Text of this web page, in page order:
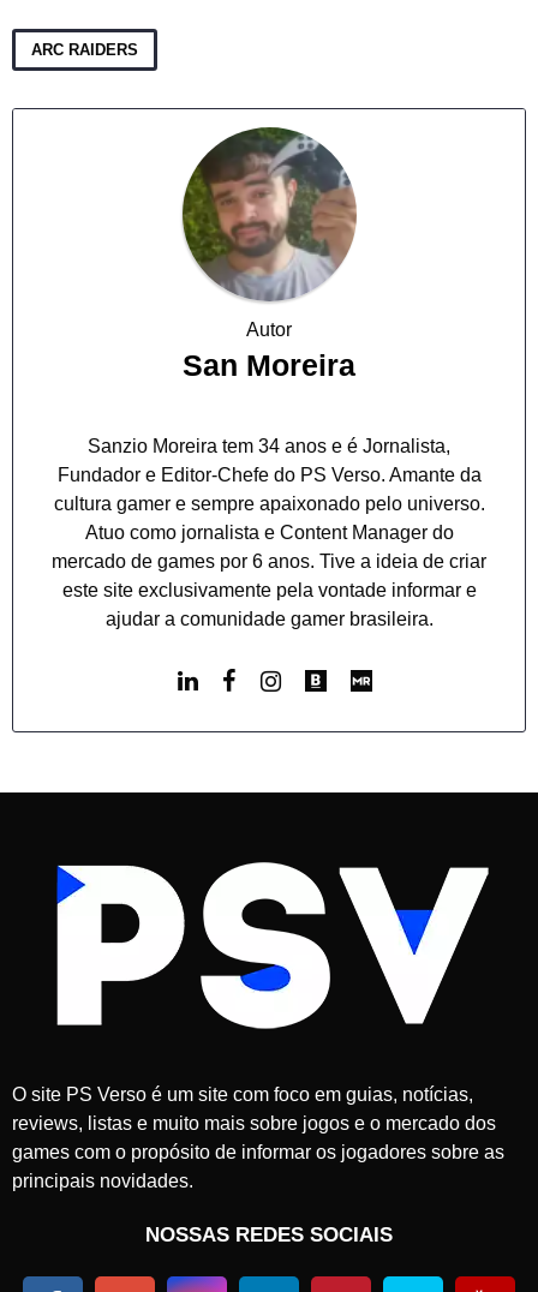
ARC RAIDERS
Autor
San Moreira
Sanzio Moreira tem 34 anos e é Jornalista,
Fundador e Editor-Chefe do PS Verso. Amante da
cultura gamer e sempre apaixonado pelo universo.
Atuo como jornalista e Content Manager do
mercado de games por 6 anos. Tive a ideia de criar
este site exclusivamente pela vontade informar e
ajudar a comunidade gamer brasileira.
O site PS Verso é um site com foco em guias, notícias,
reviews, listas e muito mais sobre jogos e o mercado dos
games com o propósito de informar os jogadores sobre as
principais novidades.
NOSSAS REDES SOCIAIS